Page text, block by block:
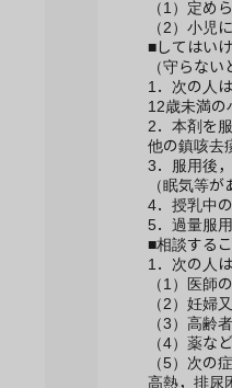
（2）小児
■してはい
（守らな
1．次の人
12歳未満の
2．本剤を
他の鎮咳去
3．服用後
（眠気等
4．授乳中
5．過量服
■相談する
1．次の人
（1）医師
（2）妊婦
（3）高齢者
（4）薬な
（5）次の
高熱，排尿